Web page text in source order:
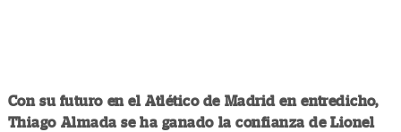
Con su futuro en el Atlético de Madrid en entredicho,
Thiago Almada se ha ganado la confianza de Lionel